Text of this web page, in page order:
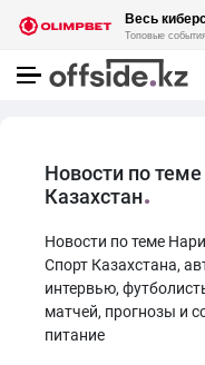
Новости по
Казахстан
Новости по теме
Спорт Казахстана,
интервью,
матчей, прогнозы и
питание